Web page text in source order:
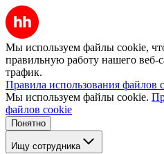
Мы используем файлы cookie,
правильную работу нашего веб-
трафик.
Правила использования файлов
Мы используем файлы cookie.
файлов cookie
Понятно
Ищу сотрудника